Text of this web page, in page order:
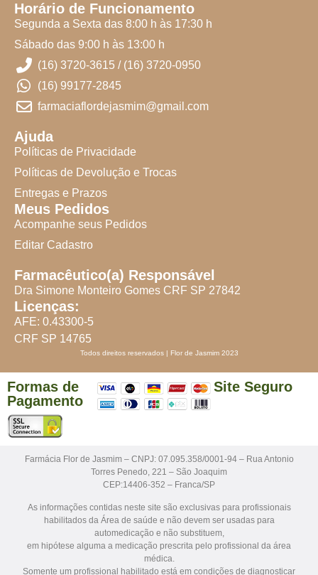
Horário de Funcionamento
Segunda a Sexta das 8:00 h às 17:30 h
Sábado das 9:00 h às 13:00 h
(16) 3720-3615 / (16) 3720-0950
(16) 99177-2845
farmaciaflordejasmim@gmail.com
Ajuda
Políticas de Privacidade
Políticas de Devolução e Trocas
Entregas e Prazos
Meus Pedidos
Acompanhe seus Pedidos
Editar Cadastro
Farmacêutico(a) Responsável
Dra Simone Monteiro Gomes CRF SP 27842
Licenças:
AFE: 0.43300-5
CRF SP 14765
Todos direitos reservados | Flor de Jasmim 2023
Formas de
Pagamento
Site Seguro
Farmácia Flor de Jasmim – CNPJ: 07.095.358/0001-94 – Rua Antonio
Torres Penedo, 221 – São Joaquim
CEP:14406-352 – Franca/SP
As informações contidas neste site são exclusivas para profissionais
habilitados da Área de saúde e não devem ser usadas para
automedicação e não substituem,
em hipótese alguma a medicação prescrita pelo profissional da área
médica.
Somente um profissional habilitado está em condições de diagnosticar